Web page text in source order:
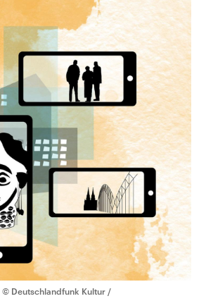
© Deutschlandfunk Kultur /